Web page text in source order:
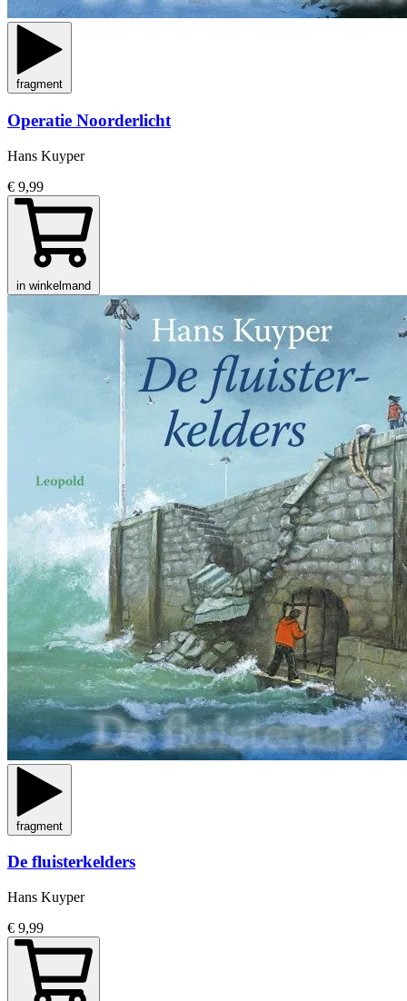
fragment
Operatie Noorderlicht
Hans Kuyper
€ 9,99
in winkelmand
fragment
De fluisterkelders
Hans Kuyper
€ 9,99